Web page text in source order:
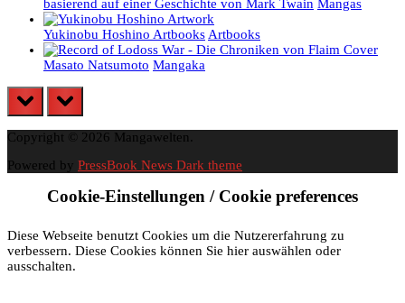
basierend auf einer Geschichte von Mark Twain Mangas
Yukinobu Hoshino ArtbooksArtbooks
Masato Natsumoto Mangaka
prev next
Copyright © 2026 Mangawelten.
Powered by PressBook News Dark theme
Cookie-Einstellungen / Cookie preferences
Diese Webseite benutzt Cookies um die Nutzererfahrung zu
verbessern. Diese Cookies können Sie hier auswählen oder
ausschalten.